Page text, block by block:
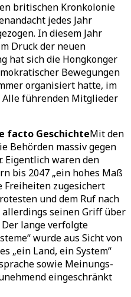
britischen Kronkolonie
jedes Jahr
In diesem Jahr
Druck der neuen
hat sich die Hongkonger
Bewegungen
organisiert hatte, im
Alle führenden Mitglieder
facto GeschichteMit den
Behörden massiv gegen
Eigentlich waren den
bis 2047 „ein hohes Maß
Freiheiten zugesichert
und dem Ruf nach
seinen Griff über
lange verfolgte
wurde aus Sicht von
„ein Land, ein System“
sowie Meinungs-
eingeschränkt